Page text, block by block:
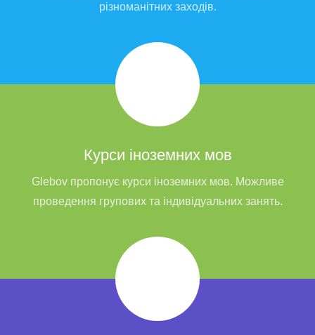
різноманітних заходів.
Курси іноземних мов
Glebov пропонує курси іноземних мов. Можливе
проведення групових та індивідуальних занять.